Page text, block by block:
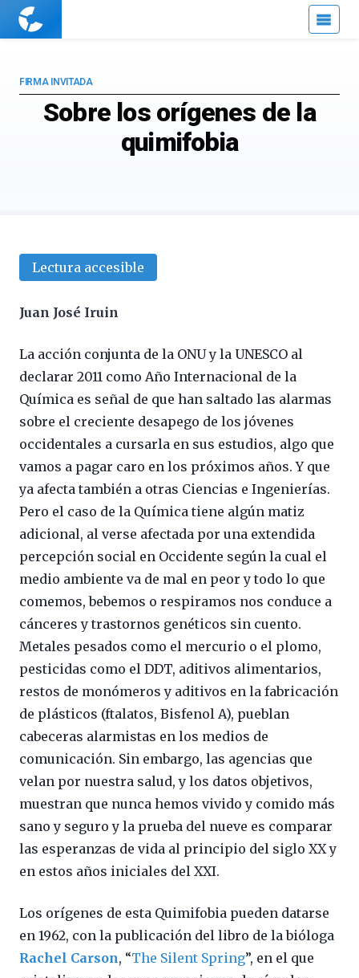
Cuaderno
Sobre los orígenes de la
quimifobia
FIRMA INVITADA
Lectura accesible
Juan José Iruin
La acción conjunta de la ONU y la UNESCO al
declarar 2011 como Año Internacional de la
Química es señal de que han saltado las alarmas
sobre el creciente desapego de los jóvenes
occidentales a cursarla en sus estudios, algo que
vamos a pagar caro en los próximos años. Y que
ya afecta también a otras Ciencias e Ingenierías.
Pero el caso de la Química tiene algún matiz
adicional, al verse afectada por una extendida
percepción social en Occidente según la cual el
medio ambiente va de mal en peor y todo lo que
comemos, bebemos o respiramos nos conduce a
cánceres y trastornos genéticos sin cuento.
Metales pesados como el mercurio o el plomo,
pesticidas como el DDT, aditivos alimentarios,
restos de monómeros y aditivos en la fabricación
de plásticos (ftalatos, Bisfenol A), pueblan
cabeceras alarmistas en los medios de
comunicación. Sin embargo, las agencias que
velan por nuestra salud, y los datos objetivos,
muestran que nunca hemos vivido y comido más
sano y seguro y la prueba del nueve es comparar
las esperanzas de vida al principio del siglo XX y
en estos años iniciales del XXI.
Los orígenes de esta Quimifobia pueden datarse
en 1962, con la publicación del libro de la bióloga
Rachel Carson, “The Silent Spring”, en el que